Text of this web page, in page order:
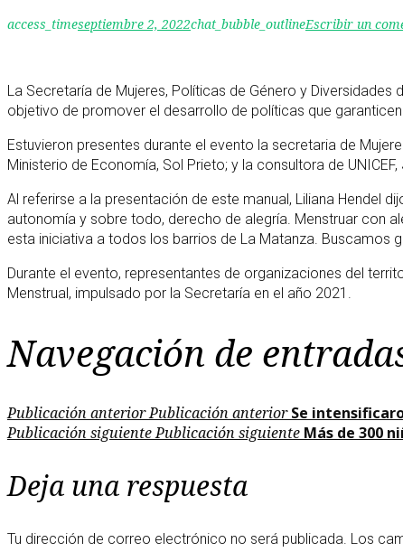
access_timeseptiembre 2, 2022chat_bubble_outlineEscribir un
La Secretaría de Mujeres, Políticas de Género y
objetivo de promover el desarrollo de políticas que
Estuvieron presentes durante el evento la secretaria de
Ministerio de Economía, Sol Prieto; y la consultora de
Al referirse a la presentación de este manual, Liliana Hendel
autonomía y sobre todo, derecho de alegría. Menstruar con
esta iniciativa a todos los barrios de La Matanza. Buscamos
Durante el evento, representantes de organizaciones del
Menstrual, impulsado por la Secretaría en el año 2021.
Navegación de
Publicación anteriorPublicación anterior Se
Publicación siguientePublicación siguiente Más de 300
Deja una respuesta
Tu dirección de correo electrónico no será publicada. Los